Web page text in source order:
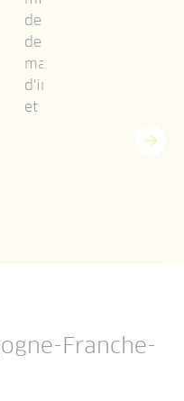
de la politique
de l'UE en
matière
d'immigration
et d'asile.
Franche-